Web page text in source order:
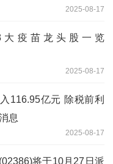
2025-08-17
疫苗龙头股一览
2025-08-17
116.95亿元 除税前利
息
2025-08-17
将于10月27日派